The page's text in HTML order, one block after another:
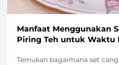
Manfaat Menggunakan
Piring Teh untuk Waktu
Temukan bagaimana set